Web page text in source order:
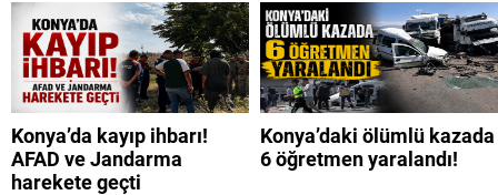
Konya’da kayıp ihbarı!
AFAD ve Jandarma
harekete geçti
Konya’daki ölümlü kazada
6 öğretmen yaralandı!